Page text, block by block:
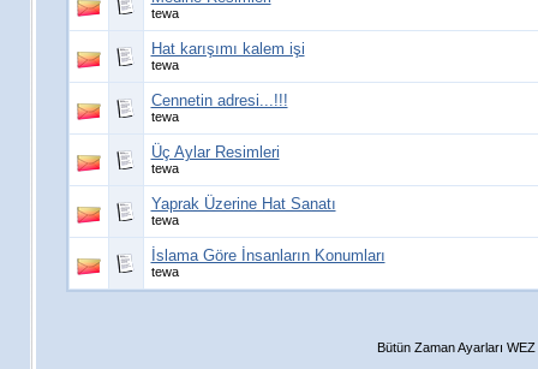
tewa
Hat karışımı kalem işi
tewa
Cennetin adresi...!!!
tewa
Üç Aylar Resimleri
tewa
Yaprak Üzerine Hat Sanatı
tewa
İslama Göre İnsanların Konumları
tewa
Bütün Zaman Ayarları